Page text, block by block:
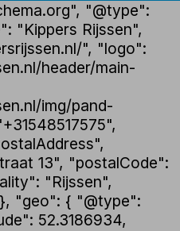
"@type":
"Kippers Rijssen",
", "logo":
header/main-
img/pand-
13", "postalCode":
"Rijssen",
"geo": { "@type":
52.3186934,